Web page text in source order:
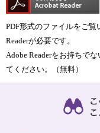
PDF形式のファイルをご
Readerが必要です。
Adobe Readerをお持ちで
てください。（無料）